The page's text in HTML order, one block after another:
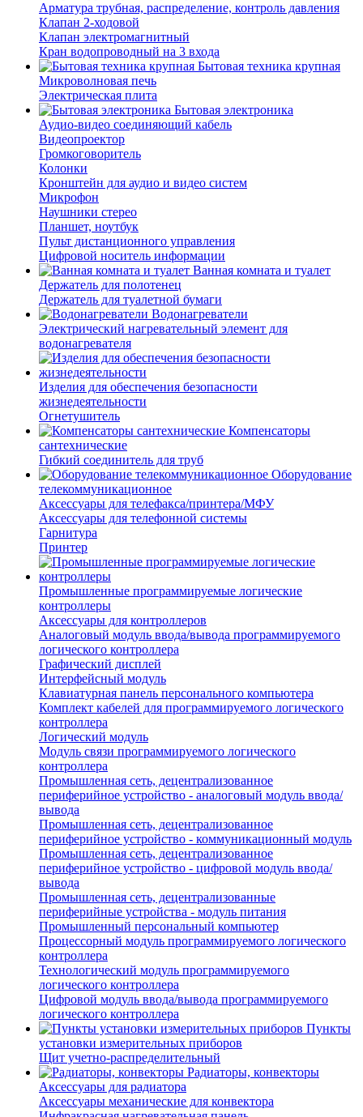
Арматура трубная, распределение, контроль давления
Клапан 2-ходовой
Клапан электромагнитный
Кран водопроводный на 3 входа
Бытовая техника крупная
Микроволновая печь
Электрическая плита
Бытовая электроника
Аудио-видео соединяющий кабель
Видеопроектор
Громкоговоритель
Колонки
Кронштейн для аудио и видео систем
Микрофон
Наушники стерео
Планшет, ноутбук
Пульт дистанционного управления
Цифровой носитель информации
Ванная комната и туалет
Держатель для полотенец
Держатель для туалетной бумаги
Водонагреватели
Электрический нагревательный элемент для
водонагревателя
Изделия для обеспечения безопасности
жизнедеятельности
Огнетушитель
Компенсаторы
сантехнические
Гибкий соединитель для труб
Оборудование
телекоммуникационное
Аксессуары для телефакса/принтера/МФУ
Аксессуары для телефонной системы
Гарнитура
Принтер
Промышленные программируемые логические
контроллеры
Аксессуары для контроллеров
Аналоговый модуль ввода/вывода программируемого
логического контроллера
Графический дисплей
Интерфейсный модуль
Клавиатурная панель персонального компьютера
Комплект кабелей для программируемого логического
контроллера
Логический модуль
Модуль связи программируемого логического
контроллера
Промышленная сеть, децентрализованное
периферийное устройство - аналоговый модуль ввода/
вывода
Промышленная сеть, децентрализованное
периферийное устройство - коммуникационный модуль
Промышленная сеть, децентрализованное
периферийное устройство - цифровой модуль ввода/
вывода
Промышленная сеть, децентрализованные
периферийные устройства - модуль питания
Промышленный персональный компьютер
Процессорный модуль программируемого логического
контроллера
Технологический модуль программируемого
логического контроллера
Цифровой модуль ввода/вывода программируемого
логического контроллера
Пункты
установки измерительных приборов
Щит учетно-распределительный
Радиаторы, конвекторы
Аксессуары для радиатора
Аксессуары механические для конвектора